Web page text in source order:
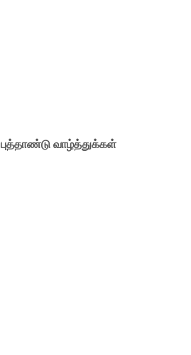
புத்தாண்டு வாழ்த்துக்கள்